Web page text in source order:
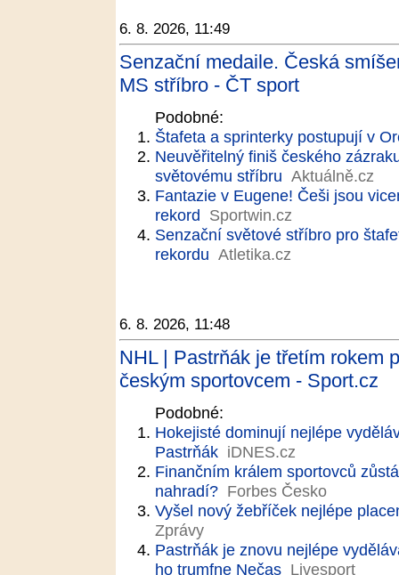
6. 8. 2026, 11:49
Senzační medaile. Česká
MS stříbro - ČT sport
Podobné:
Štafeta a sprinterky postupují v
Neuvěřitelný finiš českého
světovému stříbru Aktuálně.cz
Fantazie v Eugene! Češi jsou
rekord Sportwin.cz
Senzační světové stříbro pro
rekordu Atletika.cz
6. 8. 2026, 11:48
NHL | Pastrňák je třetím rokem
českým sportovcem - Sport.cz
Podobné:
Hokejisté dominují nejlépe
Pastrňák iDNES.cz
Finančním králem sportovců
nahradí? Forbes Česko
Vyšel nový žebříček nejlépe
Zprávy
Pastrňák je znovu nejlépe
ho trumfne Nečas Livesport